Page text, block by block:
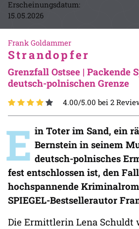
Erscheinungsdatum:
15.05.2026
Frank Goldammer
Strandopfer
Grenzfall Ostsee | Packende
deutsch-polnischen Grenze
4.00/5.00 bei 2
E in Toter im Sand, ein
Bernstein in seinem
deutsch-polnisches
fest entschlossen ist, den
hochspannende
SPIEGEL-Bestsellerautor
Die Ermittlerin Lena Schuldt